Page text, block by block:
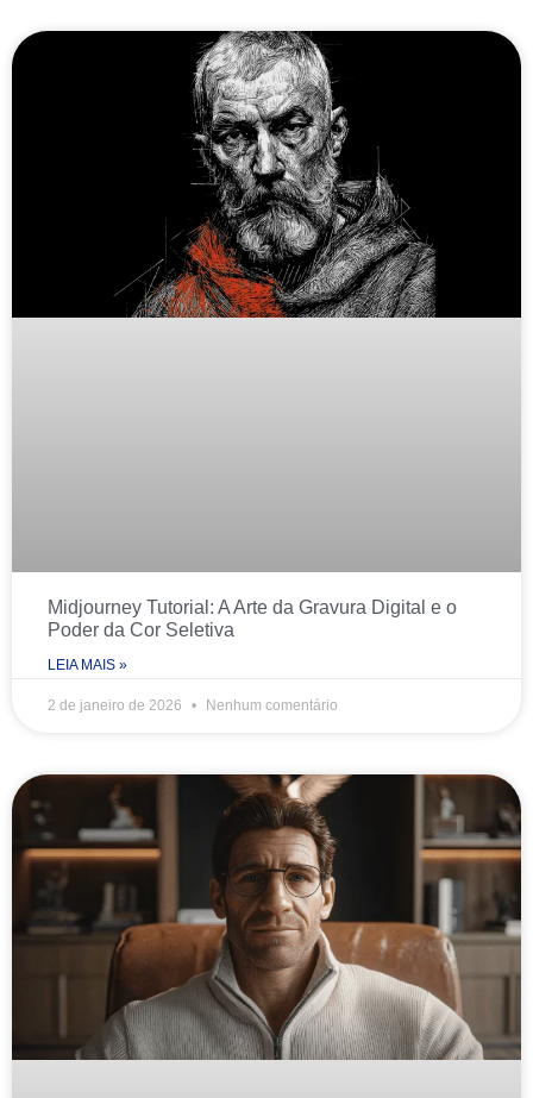
Midjourney Tutorial: A Arte da Gravura Digital e o
Poder da Cor Seletiva
LEIA MAIS »
2 de janeiro de 2026 Nenhum comentário